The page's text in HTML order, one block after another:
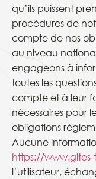
qu’ils puissent
procédures de
compte de nos
au niveau
engageons à
toutes les
compte et à leur
nécessaires pour
obligations
Aucune
https://
l’utilisateur,